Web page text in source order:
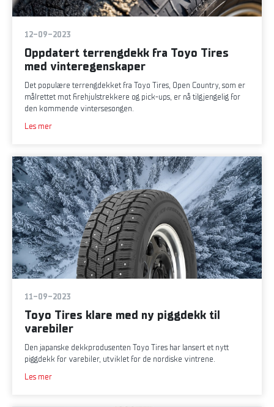
12-09-2023
Oppdatert terrengdekk fra Toyo Tires
med vinteregenskaper
Det populære terrengdekket fra Toyo Tires, Open Country, som er
målrettet mot firehjulstrekkere og pick-ups, er nå tilgjengelig for
den kommende vintersesongen.
Les mer
11-09-2023
Toyo Tires klare med ny piggdekk til
varebiler
Den japanske dekkprodusenten Toyo Tires har lansert et nytt
piggdekk for varebiler, utviklet for de nordiske vintrene.
Les mer